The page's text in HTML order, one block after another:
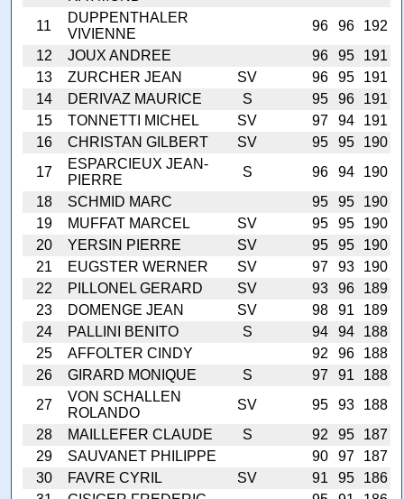
11
DUPPENTHALER
VIVIENNE
96 96
192
12
JOUX ANDREE 96 95
191
13
ZURCHER JEAN SV 96 95
191
14
DERIVAZ MAURICE S 95 96
191
15
TONNETTI MICHEL SV 97 94
191
16
CHRISTAN GILBERT SV 95 95
190
17
ESPARCIEUX JEAN-
PIERRE
S 96 94
190
18
SCHMID MARC 95 95
190
19
MUFFAT MARCEL SV 95 95
190
20
YERSIN PIERRE SV 95 95
190
21
EUGSTER WERNER SV 97 93
190
22
PILLONEL GERARD SV 93 96
189
23
DOMENGE JEAN SV 98 91
189
24
PALLINI BENITO S 94 94
188
25
AFFOLTER CINDY 92 96
188
26
GIRARD MONIQUE S 97 91
188
27
VON SCHALLEN
ROLANDO
SV 95 93
188
28
MAILLEFER CLAUDE S 92 95
187
29
SAUVANET PHILIPPE 90 97
187
30
FAVRE CYRIL SV 91 95
186